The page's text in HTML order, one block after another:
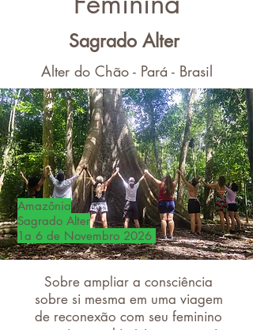
Sagrado Alter
Alter do Chão - Pará - Brasil
Amazônia
Sagrado Alter
1a 6 de Novembro 2026
Sobre ampliar a consciência
sobre si mesma em uma viagem
de reconexão com seu feminino